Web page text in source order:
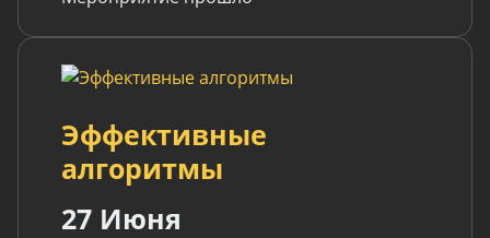
Эффективные
алгоритмы
27 Июня